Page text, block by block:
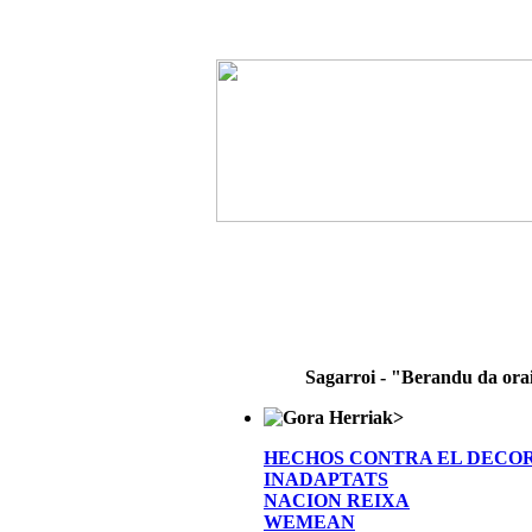
Sagarroi - "Berandu da
>
HECHOS CONTRA EL
INADAPTATS
NACION REIXA
WEMEAN